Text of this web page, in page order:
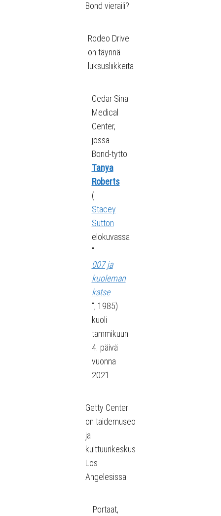
Bond vieraili?
Rodeo Drive
on täynnä
luksusliikkeitä
Cedar Sinai
Medical
Center,
jossa
Bond-tyttö
Tanya
Roberts
(
Stacey
Sutton
elokuvassa
“
007 ja
kuoleman
katse
“, 1985)
kuoli
tammikuun
4. päivä
vuonna
2021
Getty Center
on taidemuseo
ja
kulttuurikeskus
Los
Angelesissa
Portaat,